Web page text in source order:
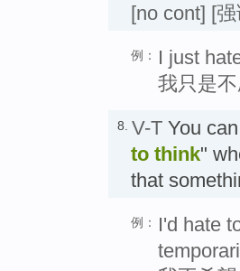
[no cont] [
例：
I just
我只是
8. V-T You
to think"
that
例：
I'd hate